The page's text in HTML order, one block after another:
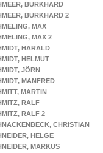
BURKHARD
BURKHARD 2
MAX
MAX 2
HARALD
HELMUT
JÖRN
MANFRED
MARTIN
RALF
RALF 2
CHRISTIAN
HELGE
MARKUS